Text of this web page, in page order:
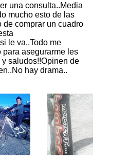
una consulta..Media
mucho esto de las
de comprar un cuadro
le va..Todo me
para asegurarme les
saludos!!Opinen de
hay drama..